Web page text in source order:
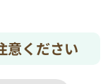
意ください